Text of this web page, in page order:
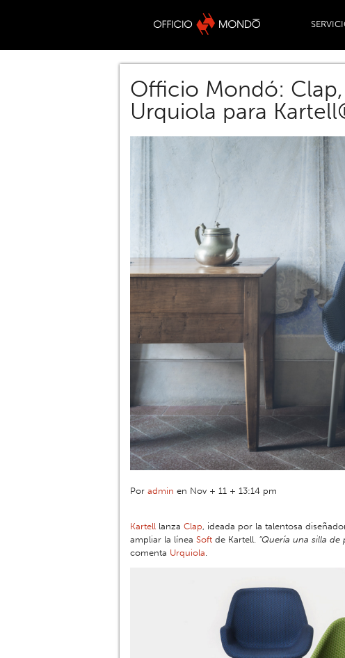
Officio Mondó:
Urquiola para
Por admin en Nov + 11 + 13:14 pm
Kartell lanza Clap , ideada por la talentosa
ampliar la línea Soft de Kartell. “Quería una silla
comenta Urquiola